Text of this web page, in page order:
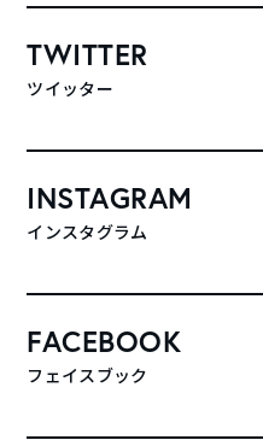
TWITTER
ツイッター
INSTAGRAM
インスタグラム
FACEBOOK
フェイスブック